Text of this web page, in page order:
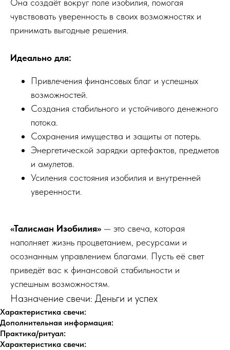
Она создаёт вокруг поле изобилия, помогая
чувствовать уверенность в своих возможностях и
принимать выгодные решения.
Идеально для:
Привлечения финансовых благ и успешных
возможностей.
Создания стабильного и устойчивого денежного
потока.
Сохранения имущества и защиты от потерь.
Энергетической зарядки артефактов, предметов
и амулетов.
Усиления состояния изобилия и внутренней
уверенности.
«Талисман Изобилия» — это свеча, которая
наполняет жизнь процветанием, ресурсами и
осознанным управлением благами. Пусть её свет
приведёт вас к финансовой стабильности и
успешным возможностям.
Назначение свечи: Деньги и успех
Характеристика свечи:
Дополнительная информация:
Практика/ритуал:
Характеристика свечи: